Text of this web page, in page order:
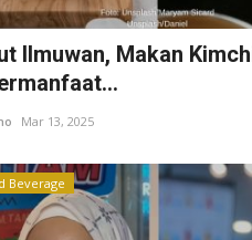
Ilmuwan, Makan
Mar 13, 2025
Beverage